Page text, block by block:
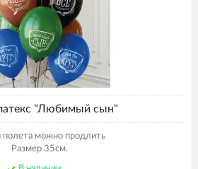
"Любимый сын"
полета можно продлить
Размер 35см.